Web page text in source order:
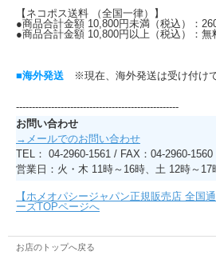
【ネコポス送料 （全国一律）】
●商品合計金額 10,800円未満（税込）：
●商品合計金額 10,800円以上（税込）：無
■海外発送 ※現在、海外発送は受け付けて
---------------------------------------------------
お問い合わせ
→メールでのお問い合わせ
TEL： 04-2960-1561 / FAX：04-2960-1560
営業日：火・木 11時～16時、土 12時～17
【ホメオパシージャパン正規販売店 全国
ーズTOPページへ
お店のトップへ戻る